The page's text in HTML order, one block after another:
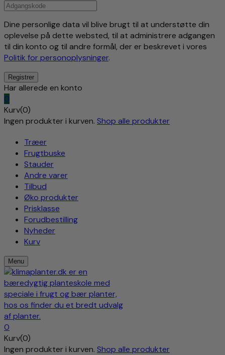
Dine personlige data vil blive brugt til at understøtte din
oplevelse på dette websted, til at administrere adgangen
til din konto og til andre formål, der er beskrevet i vores
Politik for personoplysninger.
Har allerede en konto
0
Kurv(0)
Ingen produkter i kurven. Shop alle produkter
Træer
Frugtbuske
Stauder
Andre varer
Tilbud
Øko produkter
Prisklasse
Forudbestilling
Nyheder
Kurv
Menu
0
Kurv(0)
Ingen produkter i kurven. Shop alle produkter